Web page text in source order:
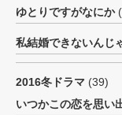
ゆとりですがなにか
私結婚できないんじ
2016冬ドラマ (39)
いつかこの恋を思い